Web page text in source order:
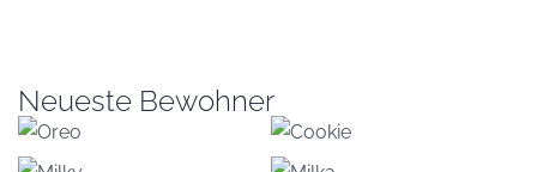
Neueste Bewohner